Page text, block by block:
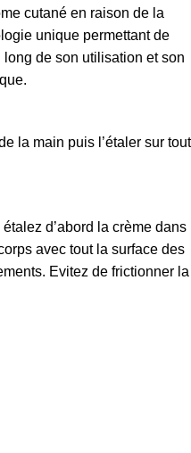
cutané en raison de la
unique permettant de
de son utilisation et son
la main puis l’étaler sur tout
d’abord la crème dans
avec tout la surface des
Evitez de frictionner la